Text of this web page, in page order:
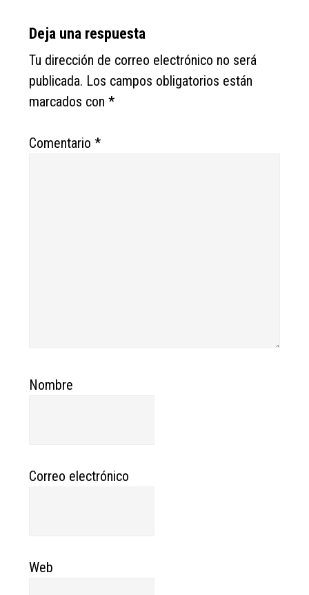
Deja una respuesta
Tu dirección de correo electrónico no será
publicada. Los campos obligatorios están
marcados con*
Comentario*
Nombre
Correo electrónico
Web